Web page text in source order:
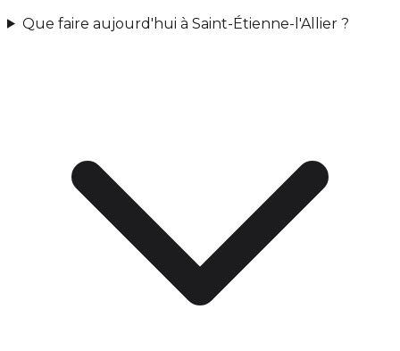
Que faire aujourd'hui à Saint-Étienne-l'Allier ?